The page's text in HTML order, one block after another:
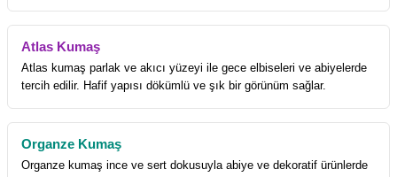
Atlas Kumaş
Atlas kumaş parlak ve akıcı yüzeyi ile gece elbiseleri ve abiyelerde
tercih edilir. Hafif yapısı dökümlü ve şık bir görünüm sağlar.
Organze Kumaş
Organze kumaş ince ve sert dokusuyla abiye ve dekoratif ürünlerde